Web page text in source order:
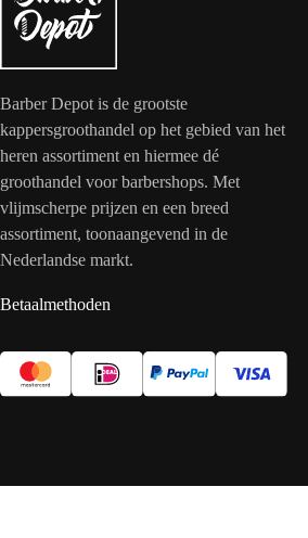
Barber Depot is de grootste
kappersgroothandel op het gebied van het
heren assortiment en hiermee dé
groothandel voor barbershops. Met
vlijmscherpe prijzen en een breed
assortiment, toonaangevend in de
Nederlandse markt.
Betaalmethoden